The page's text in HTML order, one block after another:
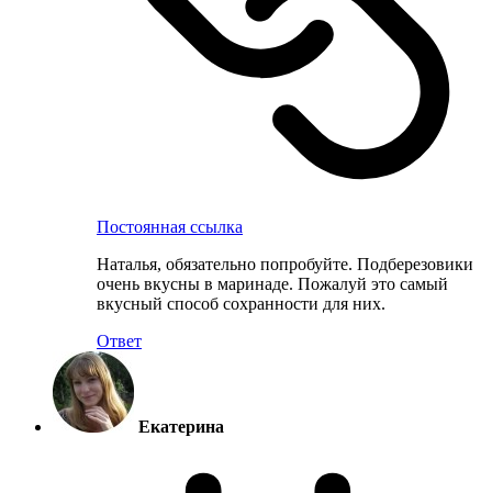
Постоянная ссылка
Наталья, обязательно попробуйте. Подберезовики
очень вкусны в маринаде. Пожалуй это самый
вкусный способ сохранности для них.
Ответ
Екатерина